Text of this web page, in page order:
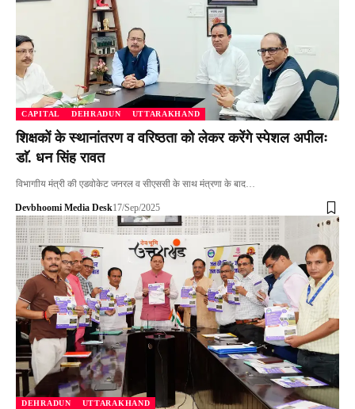
CAPITAL DEHRADUN UTTARAKHAND
शिक्षकों के स्थानांतरण व वरिष्ठता को लेकर करेंगे स्पेशल अपीलः
डाॅ. धन सिंह रावत
विभागाीय मंत्री की एडवोकेट जनरल व सीएससी के साथ मंत्रणा के बाद…
Devbhoomi Media Desk17/Sep/2025
DEHRADUN UTTARAKHAND